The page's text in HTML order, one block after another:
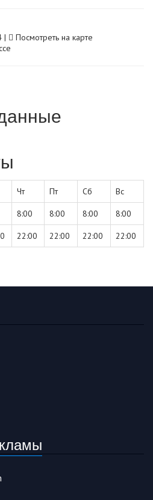
|
Посмотреть на карте
Чт Пт Сб Вс
8:00 8:00 8:00 8:00
22:00 22:00 22:00 22:00